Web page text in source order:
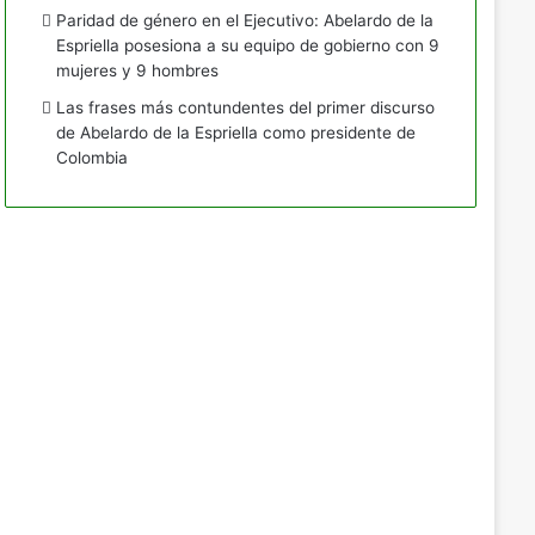
Paridad de género en el Ejecutivo: Abelardo de la
Espriella posesiona a su equipo de gobierno con 9
mujeres y 9 hombres
Las frases más contundentes del primer discurso
de Abelardo de la Espriella como presidente de
Colombia